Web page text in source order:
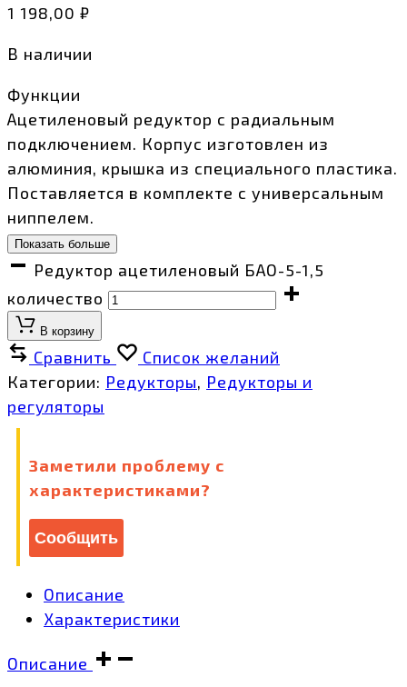
1 198,00 ₽
В наличии
Функции
Ацетиленовый редуктор c радиальным
подключением. Корпус изготовлен из
алюминия, крышка из специального пластика.
Поставляется в комплекте с универсальным
ниппелем.
Показать больше
Редуктор ацетиленовый БАО-5-1,5
количество
В корзину
Сравнить
Список желаний
Категории: Редукторы, Редукторы и
регуляторы
Заметили проблему с
характеристиками?
Сообщить
Описание
Характеристики
Описание